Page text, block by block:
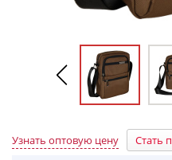
Узнать оптовую цену Стать